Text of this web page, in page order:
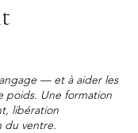
— et à aider les
poids. Une formation
libération
du ventre.